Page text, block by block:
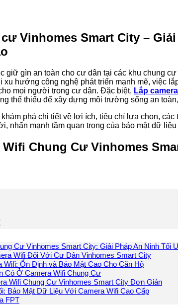
Vinhomes Smart City –
giữ gìn an toàn cho cư dân tại các khu chung
hướng công nghệ phát triển mạnh mẽ, việc
mọi người trong cư dân. Đặc biệt, Lắp camera
thể thiếu để xây dựng môi trường sống an
phá chi tiết về lợi ích, tiêu chí lựa chọn,
nhấn mạnh tầm quan trọng của bảo mật dữ
Chung Cư Vinhomes
Cư Vinhomes Smart City: Giải Pháp An Ninh Tối
Wifi Đối Với Cư Dân Vinhomes Smart City
Wifi: Ổn Định và Bảo Mật Cao Cho Căn Hộ
Có Ở Camera Wifi Chung Cư
Wifi Chung Cư Vinhomes Smart City Đơn Giản
Bảo Mật Dữ Liệu Với Camera Wifi Cao Cấp
FPT